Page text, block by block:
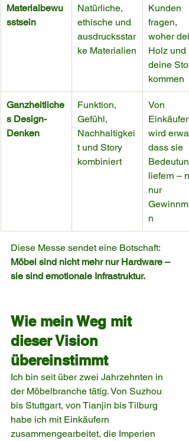
Materialbewu
sstsein
Natürliche,
ethische und
ausdrucksstar
ke Materialien
Kunden
fragen,
woher
Holz und
deine
kommen
Ganzheitliche
s Design-
Denken
Funktion,
Gefühl,
Nachhaltigkei
t und Story
kombiniert
Von
wird
dass sie
liefern –
nur
n
Diese Messe sendet eine Botschaft:
Möbel sind nicht mehr nur Hardware –
sie sind emotionale Infrastruktur.
Wie mein Weg mit
dieser Vision
übereinstimmt
Ich bin seit über zwei Jahrzehnten in
der Möbelbranche tätig. Von Suzhou
bis Stuttgart, von Tianjin bis Tilburg
habe ich mit Einkäufern
zusammengearbeitet, die Imperien